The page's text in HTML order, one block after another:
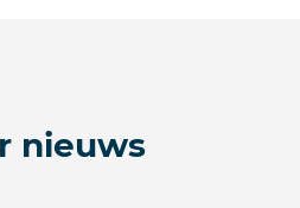
nieuws